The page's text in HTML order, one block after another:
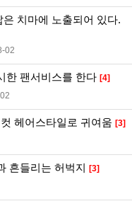
치마에 노출되어 있다.
02
한 팬서비스를 한다 [4]
헤어스타일로 귀여움 [3]
흔들리는 허벅지 [3]